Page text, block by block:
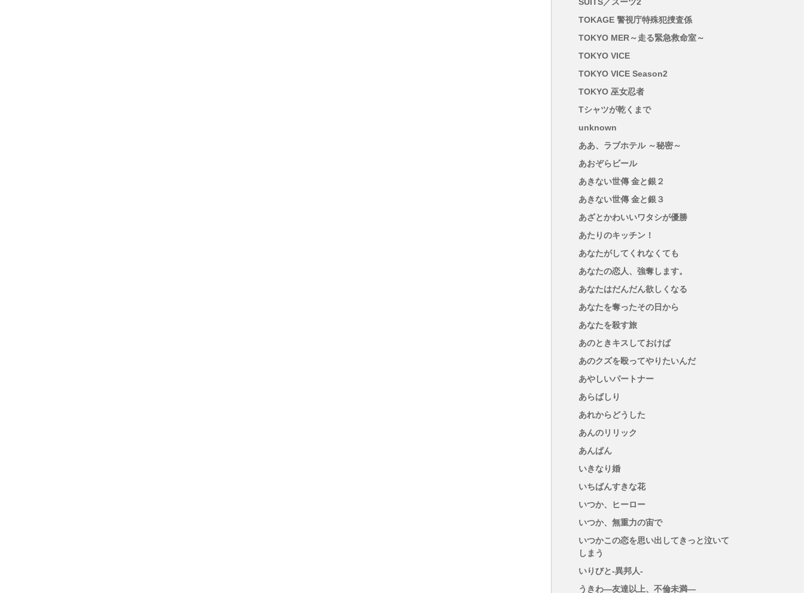
TOKAGE 警視庁特殊犯捜査係
TOKYO MER～走る緊急救命室～
TOKYO VICE
TOKYO VICE Season2
TOKYO 巫女忍者
Tシャツが乾くまで
unknown
ああ、ラブホテル ～秘密～
あおぞらビール
あきない世傳 金と銀２
あきない世傳 金と銀３
あざとかわいいワタシが優勝
あたりのキッチン！
あなたがしてくれなくても
あなたの恋人、強奪します。
あなたはだんだん欲しくなる
あなたを奪ったその日から
あなたを殺す旅
あのときキスしておけば
あのクズを殴ってやりたいんだ
あやしいパートナー
あらばしり
あれからどうした
あんのリリック
あんぱん
いきなり婚
いちばんすきな花
いつか、ヒーロー
いつか、無重力の宙で
いつかこの恋を思い出してきっと泣いて
しまう
いりびと-異邦人-
うきわ―友達以上、不倫未満―